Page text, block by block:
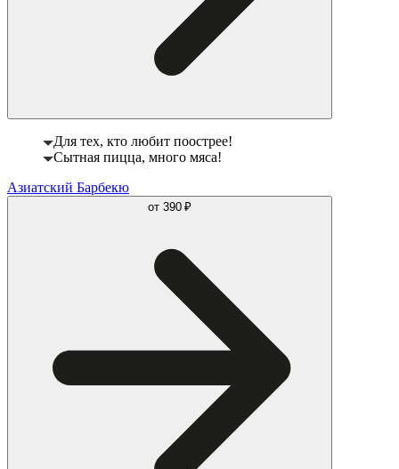
Для тех, кто любит поострее!
Сытная пицца, много мяса!
Азиатский Барбекю
от 390 ₽